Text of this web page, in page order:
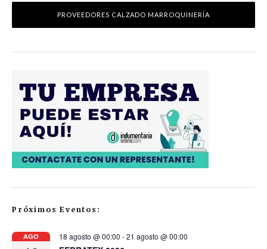
PROVEEDORES CALZADO MARROQUINERÍA
Próximos Eventos:
AGO 18 agosto @ 00:00 -21 agosto @ 00:00